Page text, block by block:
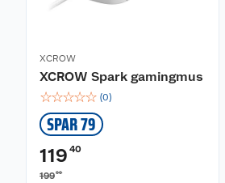
XCROW
XCROW Spark gamingmus
☆☆☆☆☆ (0)
SPAR 79
119 40
19900